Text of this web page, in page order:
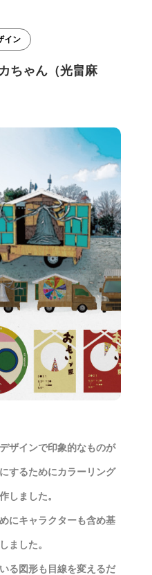
イン
ちゃん（光畠麻
ザインで印象的なものが
するためにカラーリング
しました。
にキャラクターも含め基
ました。
る図形も目線を変えるだ